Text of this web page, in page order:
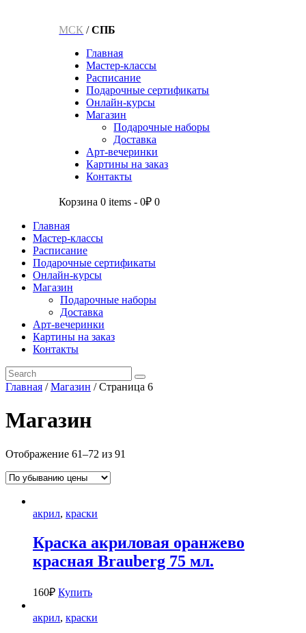
МСК /СПБ
Главная
Мастер-классы
Расписание
Подарочные сертификаты
Онлайн-курсы
Магазин
Подарочные наборы
Доставка
Арт-вечеринки
Картины на заказ
Контакты
Корзина 0 items -0₽ 0
Главная
Мастер-классы
Расписание
Подарочные сертификаты
Онлайн-курсы
Магазин
Подарочные наборы
Доставка
Арт-вечеринки
Картины на заказ
Контакты
Главная /Магазин / Страница 6
Магазин
Отображение 61–72 из 91
акрил, краски
Краска акриловая оранжево
красная Brauberg 75 мл.
160₽ Купить
акрил, краски